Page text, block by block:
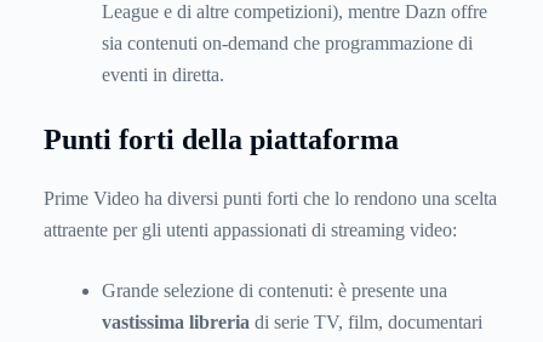
League e di altre competizioni), mentre Dazn offre
sia contenuti on-demand che programmazione di
eventi in diretta.
Punti forti della piattaforma
Prime Video ha diversi punti forti che lo rendono una scelta
attraente per gli utenti appassionati di streaming video:
Grande selezione di contenuti: è presente una
vastissima libreria di serie TV, film, documentari